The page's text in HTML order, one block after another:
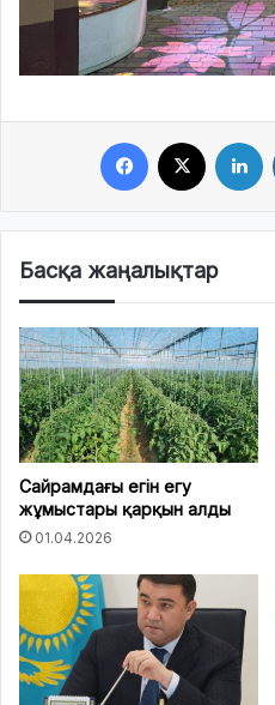
Басқа жаңалықтар
Сайрамдағы егін егу
жұмыстары қарқын алды
01.04.2026